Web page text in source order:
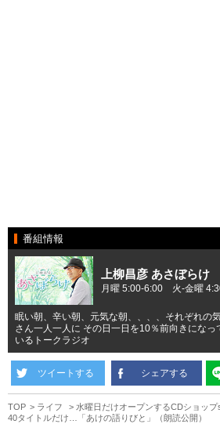
番組情報
上柳昌彦 あさぼらけ
月曜 5:00-6:00 火-金曜
眠い朝、辛い朝、元気な朝、、、、それぞれの
さん一人一人に その日一日を10％前向きになっ
いるトークラジオ
ツイートする シェアする
TOP ライフ
水曜日だけオープンするCDショッ
40タイトルだけ…「あけの語りびと」（朗読公開）